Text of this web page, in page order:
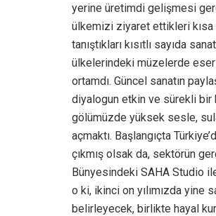
yerine üretimdi gelişmesi
ülkemizi ziyaret ettikleri
tanıştıkları kısıtlı sayıda
ülkelerindeki müzelerde
ortamdı. Güncel sanatın
diyalogun etkin ve sürekli bir
gölümüzde yüksek sesle,
açmaktı. Başlangıçta
çıkmış olsak da, sektörün
Bünyesindeki SAHA Studio
o ki, ikinci on yılımızda yine
belirleyecek, birlikte hayal